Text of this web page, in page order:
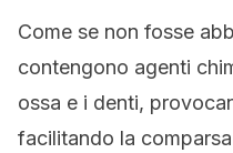
Come se non fosse
contengono agenti
ossa e i denti,
facilitando la